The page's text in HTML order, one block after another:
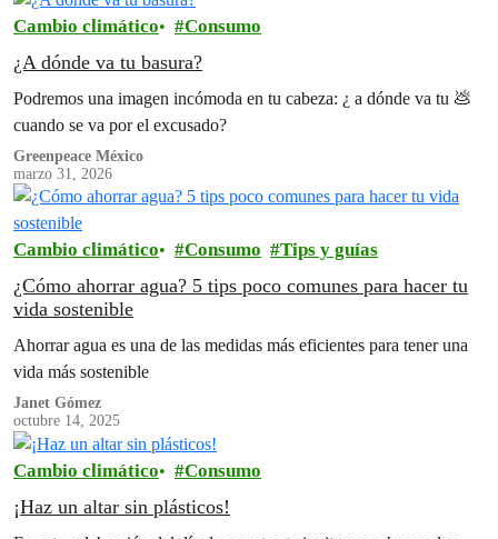
Cambio climático Consumo
¿A dónde va tu basura?
Podremos una imagen incómoda en tu cabeza: ¿ a dónde va tu 💩
cuando se va por el excusado?
Greenpeace México
marzo 31, 2026
Cambio climático Consumo Tips y guías
¿Cómo ahorrar agua? 5 tips poco comunes para hacer tu
vida sostenible
Ahorrar agua es una de las medidas más eficientes para tener una
vida más sostenible
Janet Gómez
octubre 14, 2025
Cambio climático Consumo
¡Haz un altar sin plásticos!